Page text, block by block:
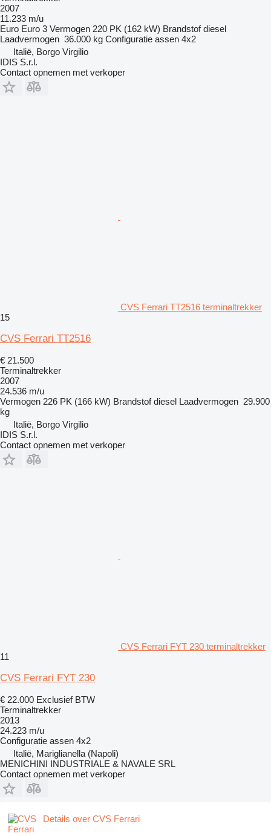
2007
11.233 m/u
Euro Euro 3 Vermogen 220 PK (162 kW) Brandstof diesel
Laadvermogen 36.000 kg Configuratie assen 4x2
Italië, Borgo Virgilio
IDIS S.r.l.
Contact opnemen met verkoper
CVS Ferrari TT2516 terminaltrekker
15
CVS Ferrari TT2516
€ 21.500
Terminaltrekker
2007
24.536 m/u
Vermogen 226 PK (166 kW) Brandstof diesel Laadvermogen 29.900
kg
Italië, Borgo Virgilio
IDIS S.r.l.
Contact opnemen met verkoper
CVS Ferrari FYT 230 terminaltrekker
11
CVS Ferrari FYT 230
€ 22.000 Exclusief BTW
Terminaltrekker
2013
24.223 m/u
Configuratie assen 4x2
Italië, Mariglianella (Napoli)
MENICHINI INDUSTRIALE & NAVALE SRL
Contact opnemen met verkoper
Details over CVS Ferrari